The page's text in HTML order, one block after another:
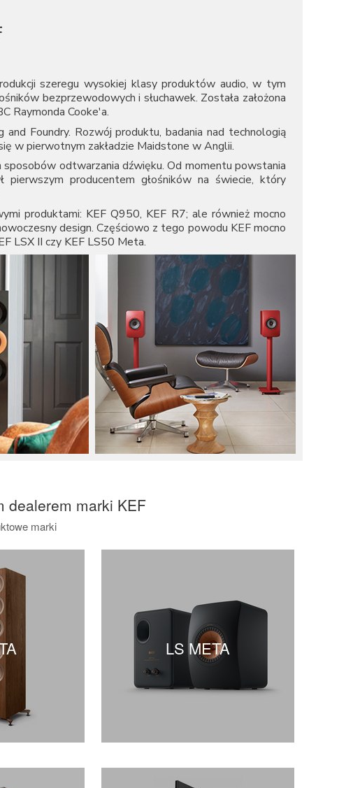
szeregu wysokiej klasy produktów audio, w tym
bezprzewodowych i słuchawek. Została założona
Raymonda Cooke'a.
Foundry. Rozwój produktu, badania nad technologią
w pierwotnym zakładzie Maidstone w Anglii.
sposobów odtwarzania dźwięku. Od momentu powstania
pierwszym producentem głośników na świecie, który
produktami: KEF Q950, KEF R7; ale również mocno
design. Częściowo z tego powodu KEF mocno
LSX II czy KEF LS50 Meta.
dealerem marki KEF
marki
LS META